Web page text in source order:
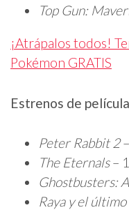
Top Gun:
¡Atrápalos todos!
Pokémon GRATIS
Estrenos de
Peter Rabbit 2
The Eternals–
Ghostbusters:
Raya y el